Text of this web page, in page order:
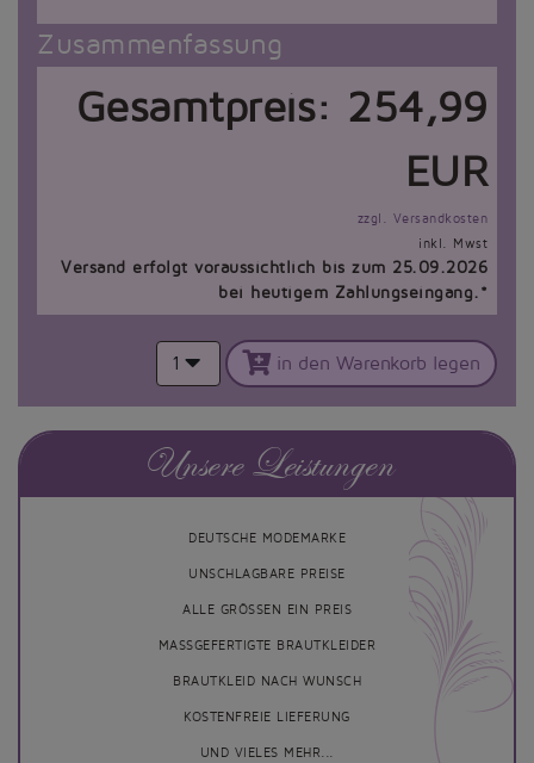
Zusammenfassung
Gesamtpreis: 254,99
EUR
zzgl. Versandkosten
inkl. Mwst
Versand erfolgt voraussichtlich bis zum 25.09.2026
bei heutigem Zahlungseingang.*
1 in den Warenkorb legen
Unsere Leistungen
DEUTSCHE MODEMARKE
UNSCHLAGBARE PREISE
ALLE GRÖSSEN EIN PREIS
MASSGEFERTIGTE BRAUTKLEIDER
BRAUTKLEID NACH WUNSCH
KOSTENFREIE LIEFERUNG
UND VIELES MEHR...